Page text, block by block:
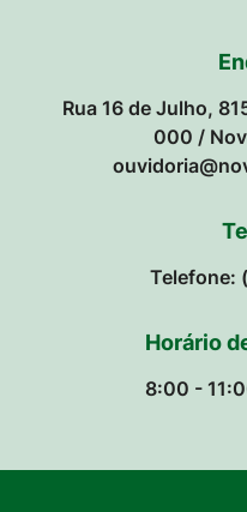
Rua 16 de Julho,
000 /
Telefone:
Horário
8:00 -